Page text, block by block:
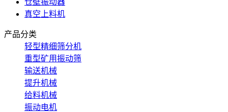
真空上料机
产品分类
轻型精细筛分机
重型矿用振动筛
输送机械
提升机械
给料机械
振动电机